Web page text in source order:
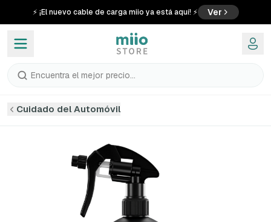
⚡ ¡El nuevo cable de carga miio ya está aquí! ⚡ Ver
Encuentra el mejor precio...
Cuidado del Automóvil